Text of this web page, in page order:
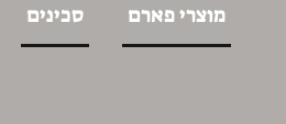
מוצרי פארם סכינים